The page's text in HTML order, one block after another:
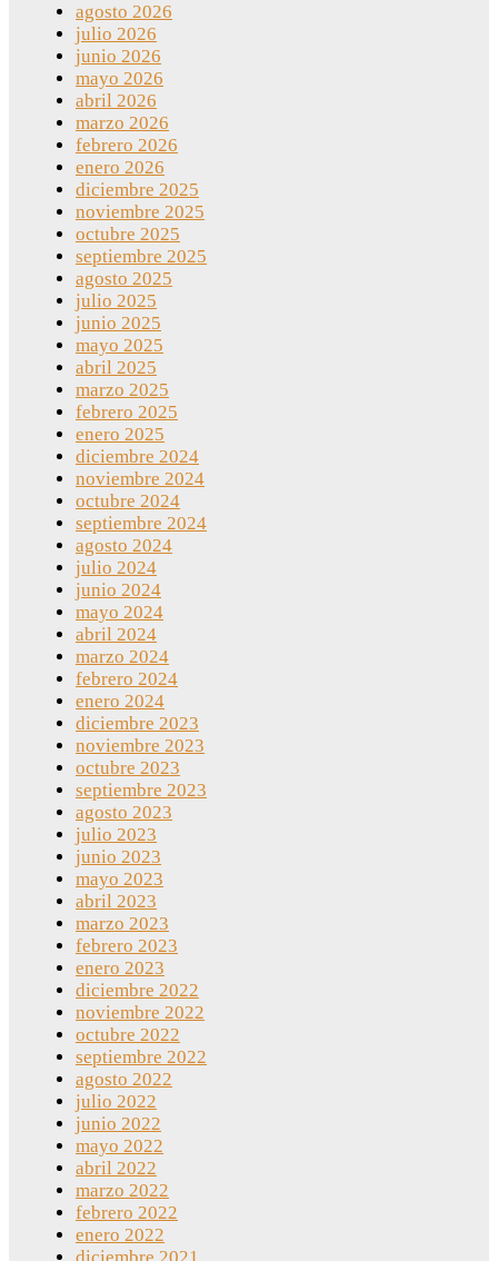
agosto 2026
julio 2026
junio 2026
mayo 2026
abril 2026
marzo 2026
febrero 2026
enero 2026
diciembre 2025
noviembre 2025
octubre 2025
septiembre 2025
agosto 2025
julio 2025
junio 2025
mayo 2025
abril 2025
marzo 2025
febrero 2025
enero 2025
diciembre 2024
noviembre 2024
octubre 2024
septiembre 2024
agosto 2024
julio 2024
junio 2024
mayo 2024
abril 2024
marzo 2024
febrero 2024
enero 2024
diciembre 2023
noviembre 2023
octubre 2023
septiembre 2023
agosto 2023
julio 2023
junio 2023
mayo 2023
abril 2023
marzo 2023
febrero 2023
enero 2023
diciembre 2022
noviembre 2022
octubre 2022
septiembre 2022
agosto 2022
julio 2022
junio 2022
mayo 2022
abril 2022
marzo 2022
febrero 2022
enero 2022